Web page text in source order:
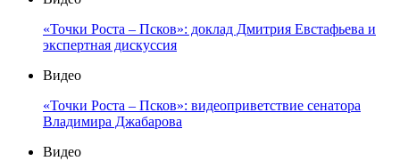
«Точки Роста – Псков»: доклад Дмитрия Евстафьева и
экспертная дискуссия
Видео
«Точки Роста – Псков»: видеоприветствие сенатора
Владимира Джабарова
Видео